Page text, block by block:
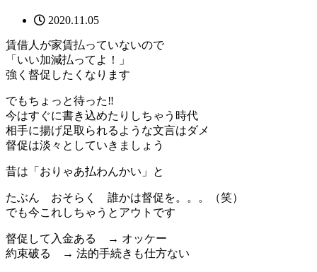
2020.11.05
賃借人が家賃払っていないので
「いい加減払ってよ！」
強く督促したくなります
でもちょっと待った‼️
今はすぐに書き込めたりしちゃう時代
相手に揚げ足取られるような文言はダメ
督促は淡々としていきましょう
昔は「おりゃあ払わんかい」と
たぶん おそらく 誰かは督促を。。。（笑）
でも今これしちゃうとアウトです
督促して入金ある → オッケー
約束破る → 法的手続きも仕方ない